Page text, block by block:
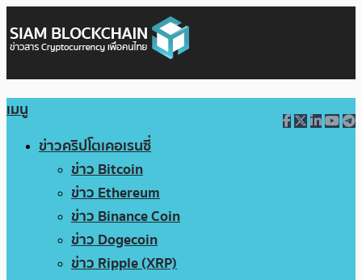
เมนู
ข่าวคริปโตเคอเรนซี่
ข่าว Bitcoin
ข่าว Ethereum
ข่าว Binance Coin
ข่าว Dogecoin
ข่าว Ripple (XRP)